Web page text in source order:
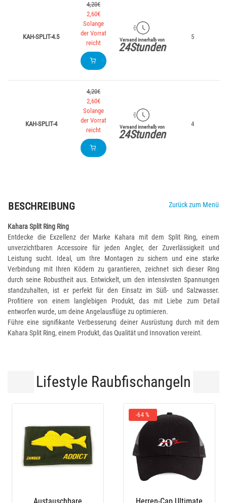
KAH-SPLIT-4.5
4,20€
2,60€
Solange
der Vorrat
reicht
Versand innerhalb von
24Stunden
5
KAH-SPLIT-4
4,20€
2,60€
Solange
der Vorrat
reicht
Versand innerhalb von
24Stunden
4
BESCHREIBUNG Zurück zum Menü
Kahara Split Ring Ring
Entdecke die Exzellenz der Marke Kahara mit dem Split Ring, einem
unverzichtbaren Accessoire für jeden Angler, der Zuverlässigkeit und
Leistung sucht. Ideal, um Ihre Montagen zu sichern und eine starke
Verbindung mit Ihren Ködern zu garantieren, zeichnet sich dieser Ring
durch seine Robustheit aus. Entwickelt, um den intensivsten Spannungen
standzuhalten, ist er perfekt für den Einsatz im Süß- und Salzwasser.
Profitiere von einem langlebigen Produkt, das mit Liebe zum Detail
entworfen wurde, um deine Angelausflüge zu optimieren.
Führe eine signifikante Verbesserung deiner Ausrüstung durch mit dem
Kahara Split Ring, einem Produkt, das Qualität und Innovation vereint.
Lifestyle Raubfischangeln